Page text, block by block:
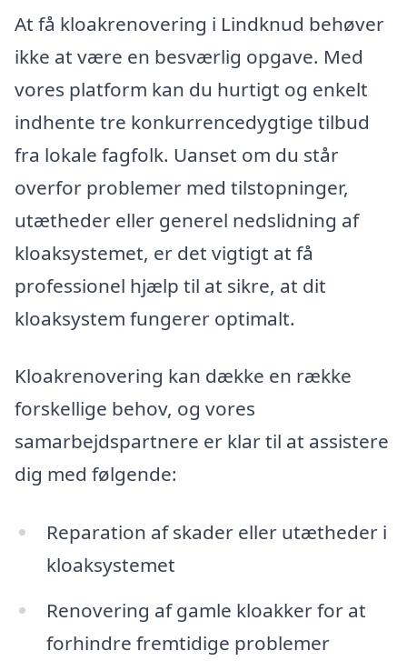
At få kloakrenovering i Lindknud behøver
ikke at være en besværlig opgave. Med
vores platform kan du hurtigt og enkelt
indhente tre konkurrencedygtige tilbud
fra lokale fagfolk. Uanset om du står
overfor problemer med tilstopninger,
utætheder eller generel nedslidning af
kloaksystemet, er det vigtigt at få
professionel hjælp til at sikre, at dit
kloaksystem fungerer optimalt.
Kloakrenovering kan dække en række
forskellige behov, og vores
samarbejdspartnere er klar til at assistere
dig med følgende:
Reparation af skader eller utætheder i
kloaksystemet
Renovering af gamle kloakker for at
forhindre fremtidige problemer